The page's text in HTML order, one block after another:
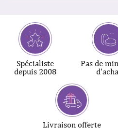
Spécialiste
depuis 2008
Pas de
Livraison offerte